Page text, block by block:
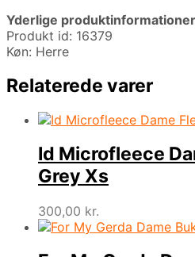
Yderlige
Produkt id: 16379
Køn: Herre
Relaterede varer
Id Microfleece
Grey Xs
300,00 kr.